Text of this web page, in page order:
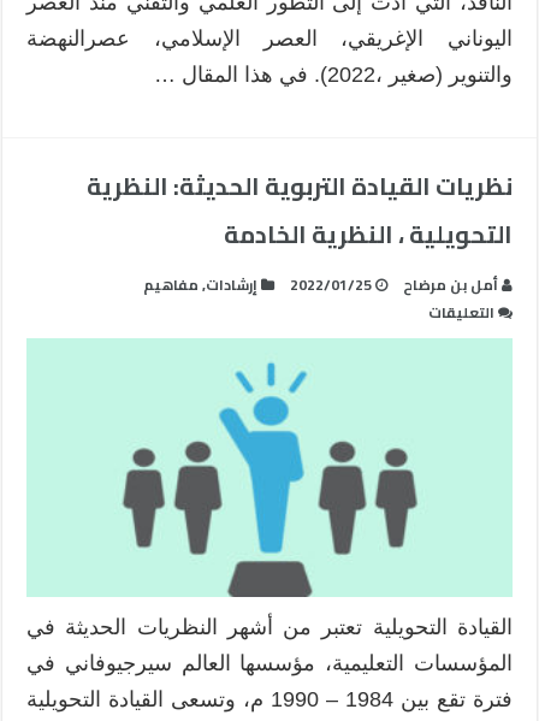
اليوناني الإغريقي، العصر الإسلامي، عصرالنهضة
والتنوير (صغير ،2022). في هذا المقال …
نظريات القيادة التربوية الحديثة: النظرية
التحويلية ، النظرية الخادمة
أمل بن مرضاح 2022/01/25 إرشادات,مفاهيم
التعليقات
نظريات
النظرية
التحويلية
النظرية
القيادة التحويلية تعتبر من أشهر النظريات الحديثة في
المؤسسات التعليمية، مؤسسها العالم سيرجيوفاني في
فترة تقع بين 1984 – 1990 م، وتسعى القيادة التحويلية